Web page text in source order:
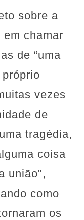
sobre a
chamar
de “uma
vezes
de
tragédia,
coisa
união",
como
os